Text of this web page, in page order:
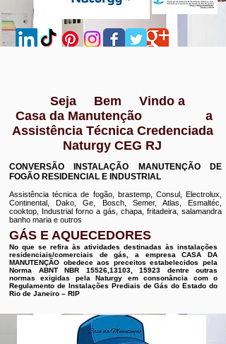
Seja Bem Vindo a
Casa da Manutenção a
Assistência Técnica Credenciada
Naturgy CEG RJ
CONVERSÃO INSTALAÇÃO MANUTENÇÃO DE
FOGÃO RESIDENCIAL E INDUSTRIAL
Assistência técnica de fogão, brastemp, Consul, Electrolux,
Continental, Dako, Ge, Bosch, Semer, Atlas, Esmaltéc,
cooktop, Industrial forno a gás, chapa, fritadeira, salamandra
banho maria e outros
GÁS E AQUECEDORES
No que se refira às atividades destinadas às instalações
residenciais/comerciais de gás, a empresa CASA DA
MANUTENÇÃO obedece aos preceitos estabelecidos pela
Norma ABNT NBR 15526,13103, 15923 dentre outras
normas exigidas pela Naturgy em consonância com o
Regulamento de Instalações Prediais de Gás do Estado do
Rio de Janeiro – RIP